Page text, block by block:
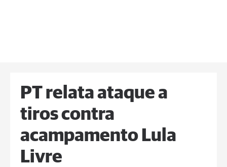
PT relata ataque a
tiros contra
acampamento Lula
Livre